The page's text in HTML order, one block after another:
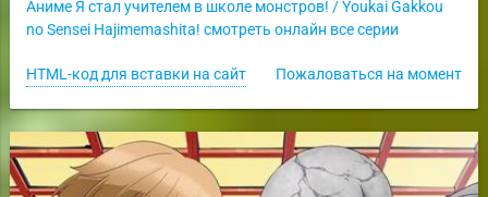
Аниме Я стал учителем в школе монстров! / Youkai Gakkou
no Sensei Hajimemashita! смотреть онлайн все серии
Пожаловаться на момент
HTML-код для вставки на сайт